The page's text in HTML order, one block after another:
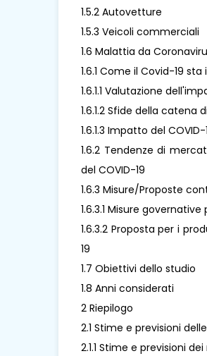
1.5.2 Autovetture
1.5.3 Veicoli commerciali
1.6 Malattia da
1.6.1 Come il Covid-19
1.6.1.1 Valutazione
1.6.1.2 Sfide della
1.6.1.3 Impatto del
1.6.2 Tendenze di
del COVID-19
1.6.3 Misure/Proposte
1.6.3.1 Misure
1.6.3.2 Proposta per i
19
1.7 Obiettivi dello studio
1.8 Anni considerati
2 Riepilogo
2.1 Stime e previsioni
2.1.1 Stime e previsioni